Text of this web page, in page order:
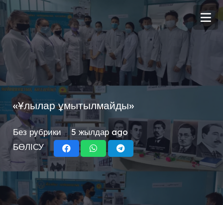
«Ұлылар ұмытылмайды»
Без рубрики
5 жылдар ago
БӨЛІСУ